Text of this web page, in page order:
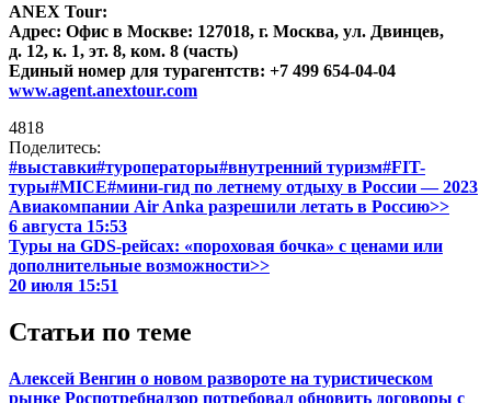
ANEX Tour:
Адрес: Офис в Москве: 127018, г. Москва, ул. Двинцев,
д. 12, к. 1, эт. 8, ком. 8 (часть)
Единый номер для турагентств: +7 499 654-04-04
www.agent.anextour.com
4818
Поделитесь:
#выставки#туроператоры#внутренний туризм#FIT-
туры#MICE#мини-гид по летнему отдыху в России — 2023
Авиакомпании Air Anka разрешили летать в Россию>>
6 августа 15:53
Туры на GDS-рейсах: «пороховая бочка» с ценами или
дополнительные возможности>>
20 июля 15:51
Статьи по теме
Алексей Венгин о новом развороте на туристическом
рынке Роспотребнадзор потребовал обновить договоры с